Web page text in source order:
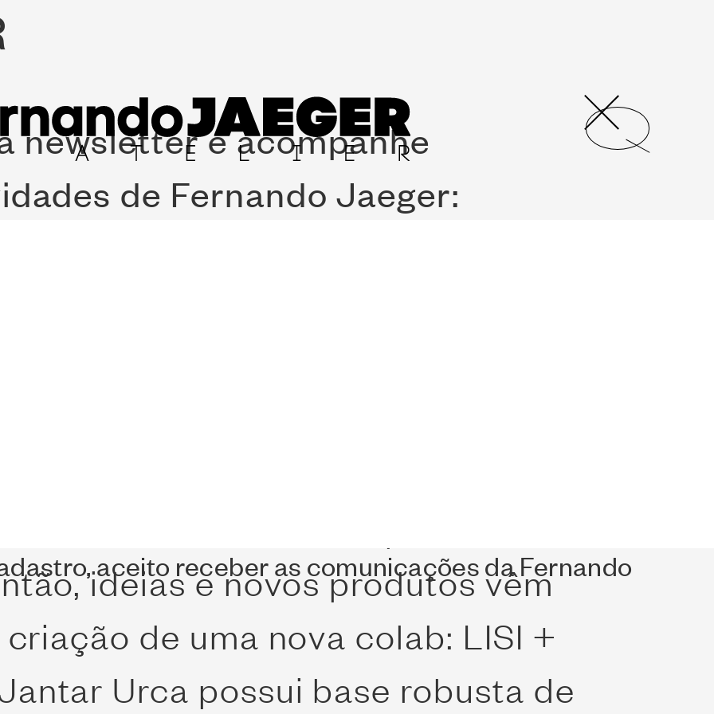
MADEIRA
durante a Semana Criativa de
ideias e novos produtos vêm
de uma nova colab: LISI +
Urca possui base robusta de
newsletter e acompanhe
de Fernando Jaeger:
aceito receber as comunicações da Fernando